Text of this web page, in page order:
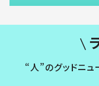
“人”のグッドニュ